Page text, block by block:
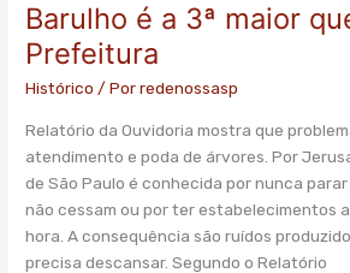
Barulho é a 3ª maior
Prefeitura
Histórico / Porredenossasp
Relatório da Ouvidoria mostra que
atendimento e poda de árvores. Por
de São Paulo é conhecida por nunca
não cessam ou por ter estabelecimentos
hora. A consequência são ruídos
precisa descansar. Segundo o Relatório
Barulho
é
a
3ª